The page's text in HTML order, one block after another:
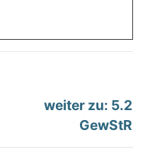
weiter zu: 5.2
GewStR